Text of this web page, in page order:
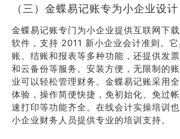
（三）金蝶易记账专为小企业设计
金蝶易记账专门为小企业提供互联网下
软件，支持 2011 新小企业会计准则。
账、结账和报表等多种功能，还提供发
和云备份等服务。安装方便，无限制的
业可以轻松管理财务。金蝶易记账采用
体验，操作简便快捷，免初始化、免过
速打印等功能齐全。在线会计实操培训
小企业财务人员提供专业的培训支持。